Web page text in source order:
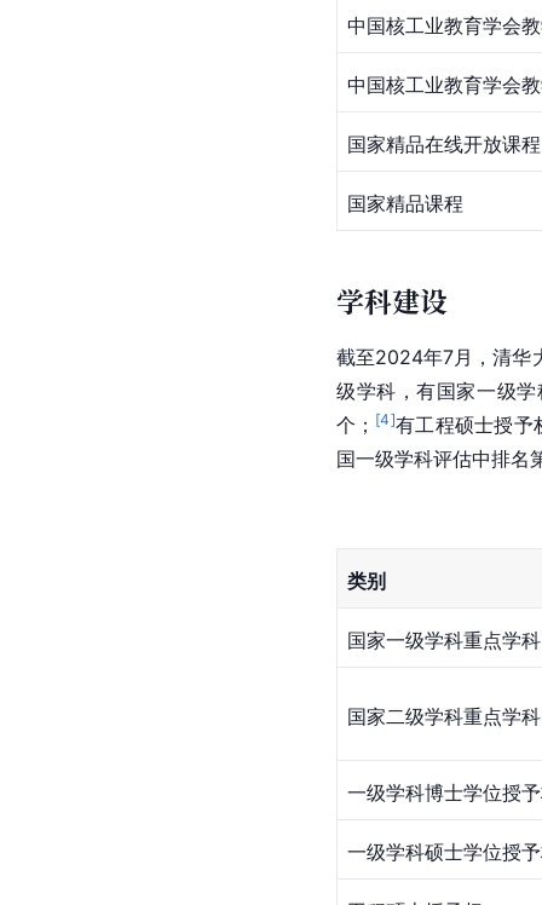
中国核工业教育学会
中国核工业教育学会
国家精品在线开放课程
国家精品课程
学科建设
截至2024年7月，清华
级学科，有国家一级
个； [4]有工程硕士授予
国一级学科评估中排名
类别
国家一级学科重点学科
国家二级学科重点学科
一级学科博士学位授
一级学科硕士学位授